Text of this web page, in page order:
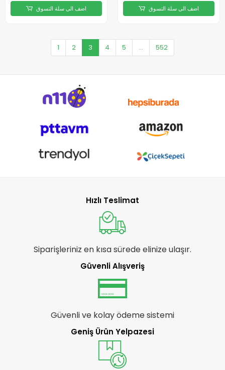
اضف الى سلة التسوق اضف الى سلة التسوق
1 2 3 4 5 ... 552
Hızlı Teslimat
Siparişleriniz en kısa sürede elinize ulaşır.
Güvenli Alışveriş
Güvenli ve kolay ödeme sistemi
Geniş Ürün Yelpazesi